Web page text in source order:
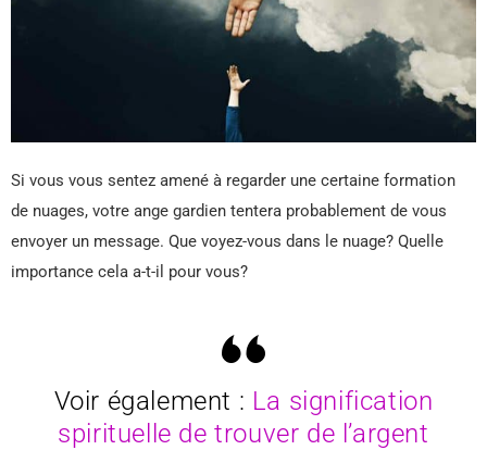
Si vous vous sentez amené à regarder une certaine formation
de nuages, votre ange gardien tentera probablement de vous
envoyer un message. Que voyez-vous dans le nuage? Quelle
importance cela a-t-il pour vous?
Voir également : La signification
spirituelle de trouver de l’argent